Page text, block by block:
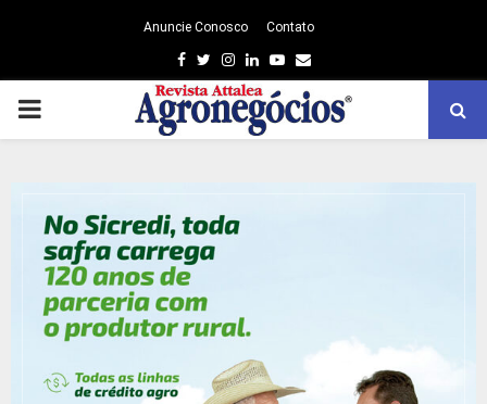
Anuncie Conosco Contato
Facebook
TwitterInstagram
LinkedinYoutube
Email
PRIMARY